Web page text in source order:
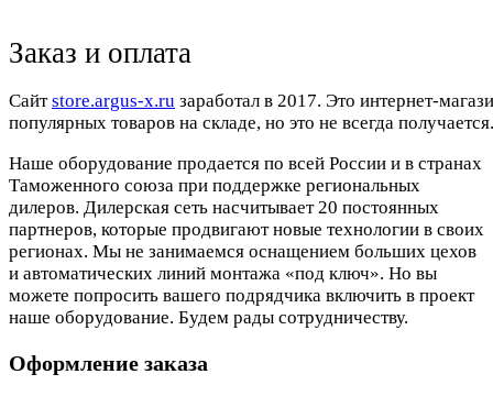
Заказ и оплата
Cайтstore.argus-x.ru заработал в 2017. Это интернет-
популярных товаров на складе, но это не всегда
Наше оборудование продается по всей России и в странах
Таможенного союза при поддержке региональных
дилеров. Дилерская сеть насчитывает 20 постоянных
партнеров, которые продвигают новые технологии в своих
регионах. Мы не занимаемся оснащением больших цехов
и автоматических линий монтажа «под ключ». Но вы
можете попросить вашего подрядчика включить в проект
наше оборудование. Будем рады сотрудничеству.
Оформление заказа